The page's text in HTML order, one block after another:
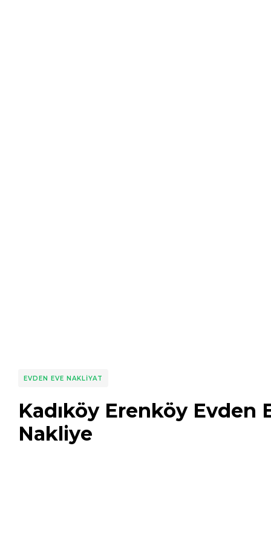
EVDEN EVE NAKLIYAT
Kadıköy Erenköy Evden
Nakliye